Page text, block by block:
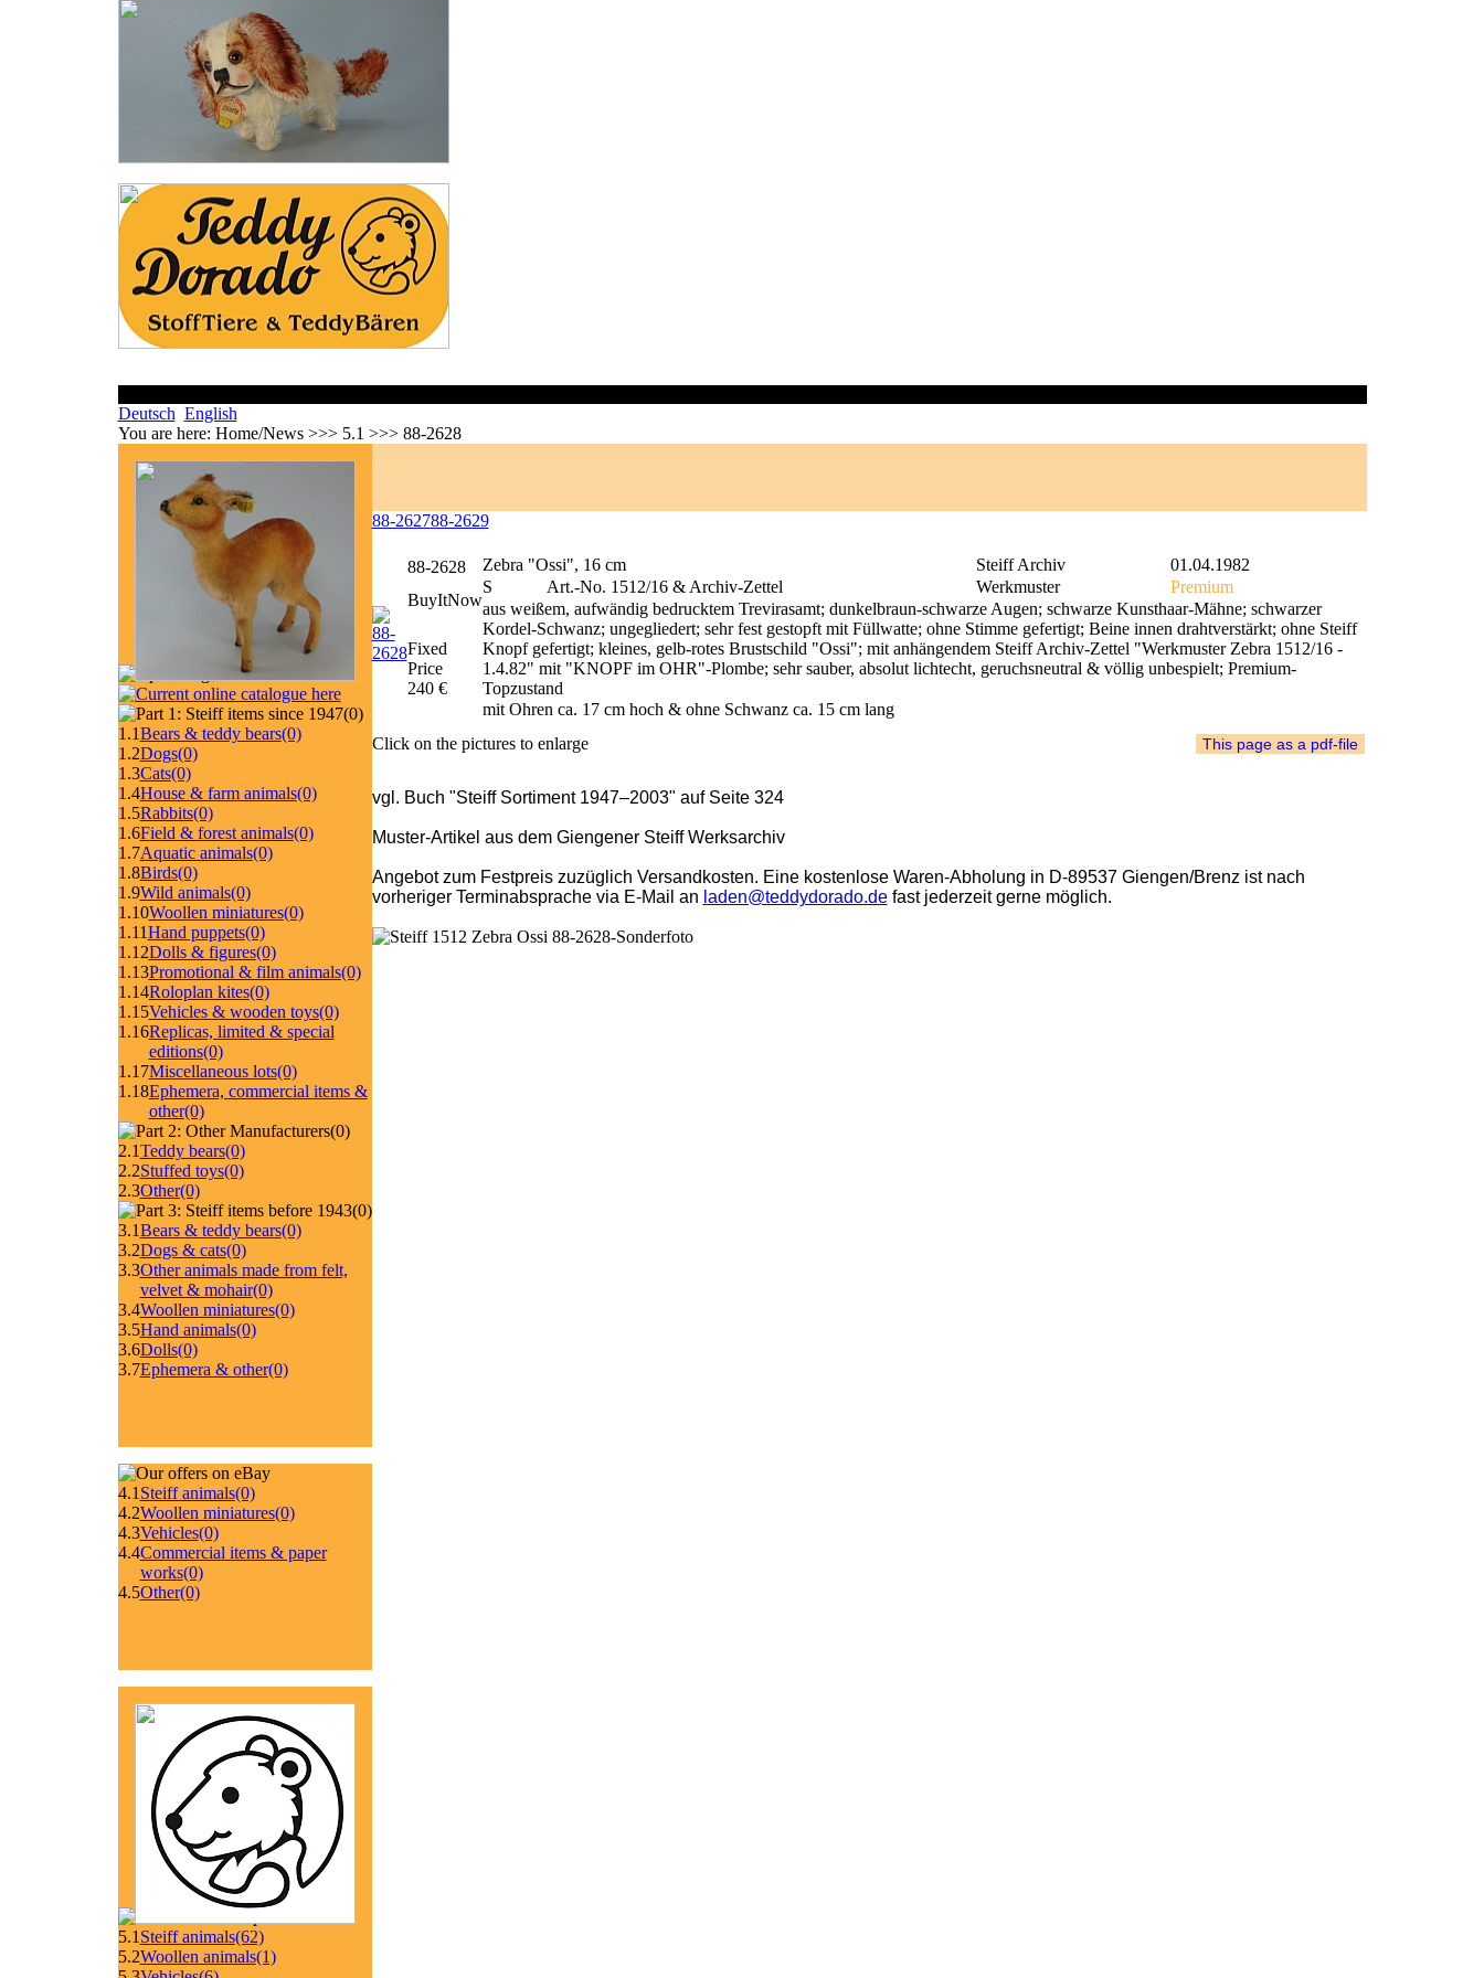
Deutsch English
You are here: Home/News >>> 5.1 >>> 88-2628
(0)
1.1Bears & teddy bears(0)
1.2Dogs(0)
1.3Cats(0)
1.4House & farm animals(0)
1.5Rabbits(0)
1.6Field & forest animals(0)
1.7Aquatic animals(0)
1.8Birds(0)
1.9Wild animals(0)
1.10Woollen miniatures(0)
1.11Hand puppets(0)
1.12Dolls & figures(0)
1.13Promotional & film animals(0)
1.14Roloplan kites(0)
1.15Vehicles & wooden toys(0)
1.16Replicas, limited & special
editions(0)
1.17Miscellaneous lots(0)
1.18Ephemera, commercial items &
other(0)
(0)
2.1Teddy bears(0)
2.2Stuffed toys(0)
2.3Other(0)
(0)
3.1Bears & teddy bears(0)
3.2Dogs & cats(0)
3.3Other animals made from felt,
velvet & mohair(0)
3.4Woollen miniatures(0)
3.5Hand animals(0)
3.6Dolls(0)
3.7Ephemera & other(0)
4.1 Steiff animals(0)
4.2Woollen miniatures(0)
4.3Vehicles(0)
4.4Commercial items & paper
works(0)
4.5Other(0)
5.1 Steiff animals(62)
5.2Woollen animals(1)
88-262788-2629
88-2628 Zebra "Ossi", 16 cm Steiff Archiv
01.04.1982
S
Art.-No. 1512/16 & Archiv-Zettel Werkmuster
Premium
aus weißem, aufwändig bedrucktem Trevirasamt; dunkelbraun-schwarze Augen; schwarze Kunsthaar-Mähne; schwarzer
Kordel-Schwanz; ungegliedert; sehr fest gestopft mit Füllwatte; ohne Stimme gefertigt; Beine innen drahtverstärkt; ohne Steiff
Knopf gefertigt; kleines, gelb-rotes Brustschild "Ossi"; mit anhängendem Steiff Archiv-Zettel "Werkmuster Zebra 1512/16 -
1.4.82" mit "KNOPF im OHR"-Plombe; sehr sauber, absolut lichtecht, geruchsneutral & völlig unbespielt; Premium-
Topzustand
mit Ohren ca. 17 cm hoch & ohne Schwanz ca. 15 cm lang
BuyItNow
Fixed
Price
240 €
Click on the pictures to enlarge
vgl. Buch "Steiff Sortiment 1947–2003" auf Seite 324
Muster-Artikel aus dem Giengener Steiff Werksarchiv
Angebot zum Festpreis zuzüglich Versandkosten. Eine kostenlose Waren-Abholung in D-89537 Giengen/Brenz ist nach
vorheriger Terminabsprache via E-Mail an laden@teddydorado.defast jederzeit gerne möglich.